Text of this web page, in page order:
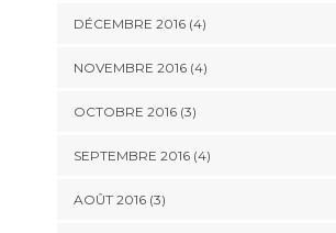
DÉCEMBRE 2016(4)
NOVEMBRE 2016(4)
OCTOBRE 2016(3)
SEPTEMBRE 2016(4)
AOÛT 2016(3)